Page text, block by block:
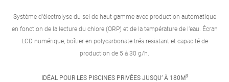
Système d'électrolyse du sel de haut gamme avec production automatique
en fonction de la lecture du chlore (ORP) et de la température de l’eau. Écran
LCD numérique, boîtier en polycarbonate trés resistant et capacité de
production de 5 à 30 g/h.
IDÉAL POUR LES PISCINES PRIVÉES JUSQU’ À 180M3